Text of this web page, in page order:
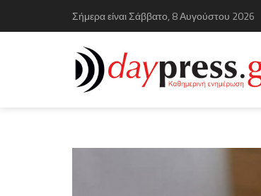
Σήμερα είναι Σάββατο, 8 Αυγούστου 2026